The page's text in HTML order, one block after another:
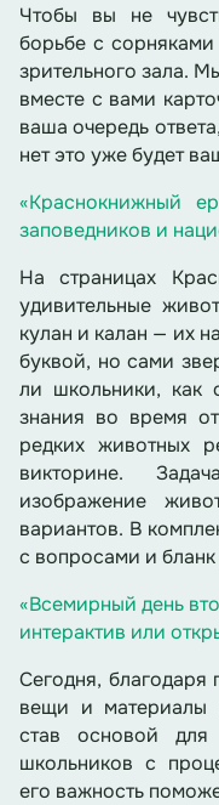
Чтобы вы не
борьбе с
зрительного зала.
вместе с вами
ваша очередь
нет это уже будет
«Краснокнижный
заповедников и
На страницах
удивительные
кулан и калан — их
буквой, но сами
ли школьники, как
знания во время
редких животных
викторине.
изображение
вариантов. В
с вопросами и бланк
«Всемирный день
интерактив или
Сегодня, благодаря
вещи и материалы
став основой для
школьников с
его важность